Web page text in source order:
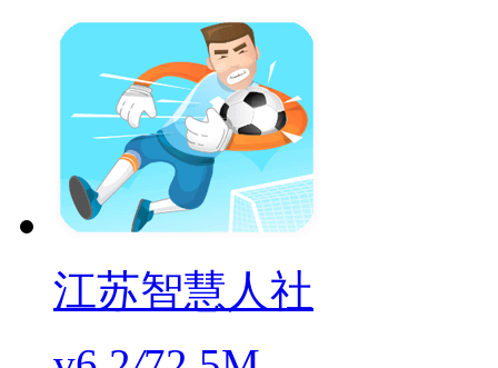
江苏智慧人社